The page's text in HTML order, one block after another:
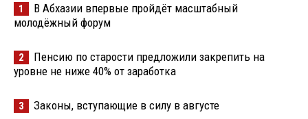
1
В Абхазии впервые пройдёт масштабный
молодёжный форум
2
Пенсию по старости предложили закрепить на
уровне не ниже 40% от заработка
3 Законы, вступающие в силу в августе